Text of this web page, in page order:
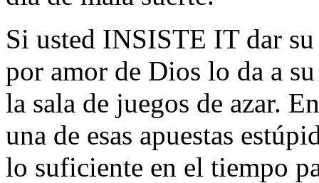
Si usted INSISTE IT dar
por amor de Dios lo da a
la sala de juegos de azar.
una de esas apuestas
lo suficiente en el tiempo